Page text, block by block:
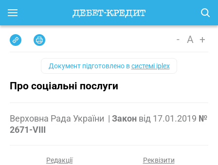
- A +
Документ підготовлено всистемі iplex
Про соціальні послуги
Верховна Рада України | Закон від 17.01.2019 №
2671-VIII
Редакції Реквізити